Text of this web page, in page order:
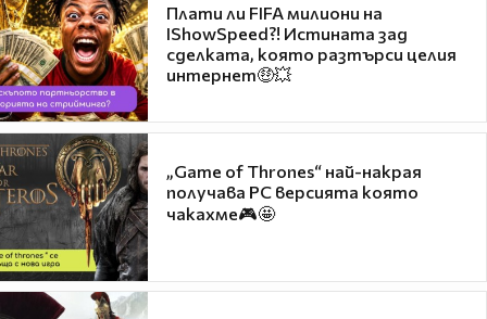
Плати ли FIFA милиони на
IShowSpeed?! Истината зад
сделката, която разтърси целия
интернет🤑💥
„Game of Thrones“ най-накрая
получава PC версията която
чакахме🎮🤩